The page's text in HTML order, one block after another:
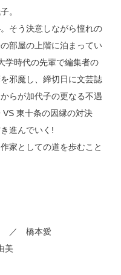
。
そう決意しながら憧れの
部屋の上階に泊まってい
学時代の先輩で編集者の
邪魔し、締切日に文芸誌
らが加代子の更なる不遇
東十条の因縁の対決
進んでいく!
家としての道を歩むこと
／ 橋本愛
美